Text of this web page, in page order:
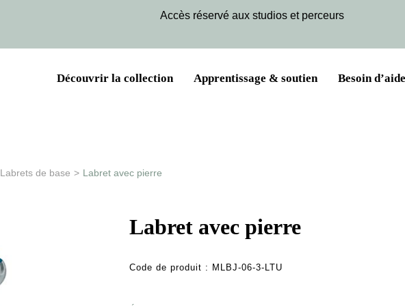
Accès réservé aux studios et perceurs
Découvrir la collection Apprentissage & soutien Besoin
Labrets de base > Labret avec pierre
Labret avec pierre
Code de produit : MLBJ-06-3-LTU